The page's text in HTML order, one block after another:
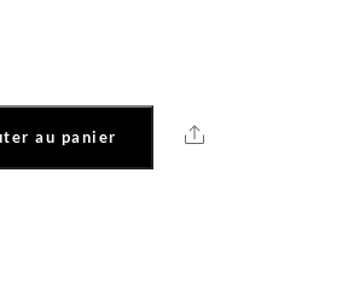
au panier Share